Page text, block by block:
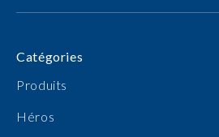
Catégories
Produits
Héros